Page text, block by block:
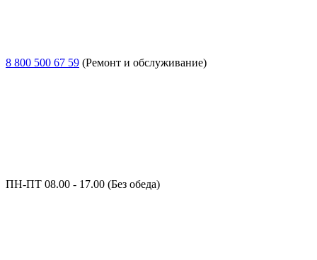
8 800 500 67 59 (Ремонт и обслуживание)
ПН-ПТ 08.00 - 17.00 (Без обеда)